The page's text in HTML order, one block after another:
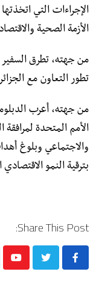
الإجراءات التي
الأزمة الصحية
من جهته، تطرق السفير
تطور التعاون مع
من جهته، أعرب
الأمم المتحدة
والاجتماعي وبلوغ
بترقية النمو
Share This Post: